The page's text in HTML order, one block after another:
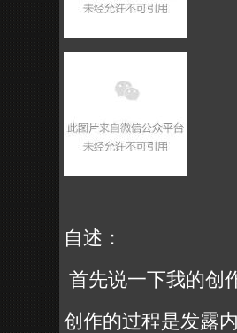
自述：
首先说一下我的创
创作的过程是发露